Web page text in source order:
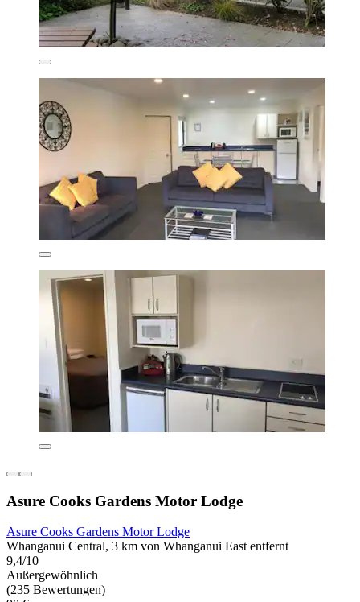
Asure Cooks Gardens Motor Lodge
Asure Cooks Gardens Motor Lodge
Whanganui Central, 3 km von Whanganui East entfernt
9,4/10
Außergewöhnlich
(235 Bewertungen)